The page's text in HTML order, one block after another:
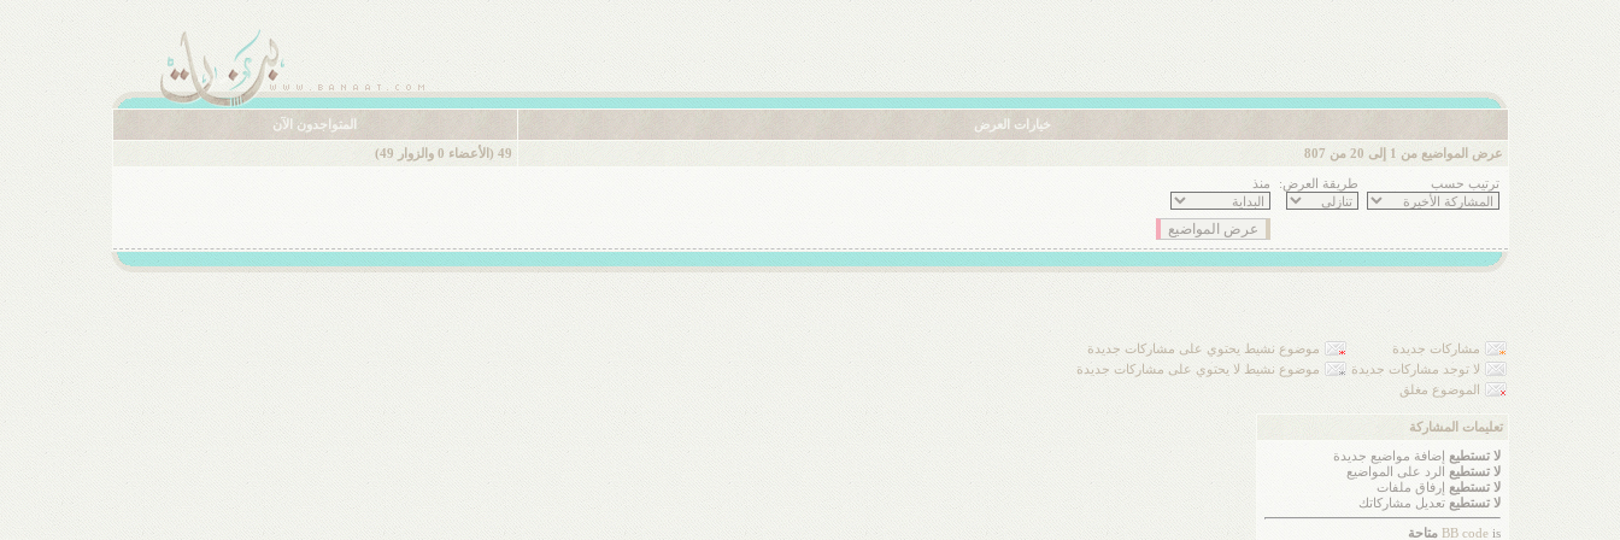
خيارات العرض المتواجدون الآن
عرض المواضيع من 1 إلى 20 من 807 49 (الأعضاء 0 والزوار 49)
ترتيب حسب طريقة العرض: منذ
مشاركات جديدة
موضوع نشيط يحتوي على مشاركات جديدة
لا توجد مشاركات جديدة
موضوع نشيط لا يحتوي على مشاركات جديدة
الموضوع مغلق
تعليمات المشاركة
لا تستطيع
إضافة مواضيع جديدة
لا تستطيع
الرد على المواضيع
لا تستطيع
إرفاق ملفات
لا تستطيع تعديل مشاركاتك
BB codeis متاحة